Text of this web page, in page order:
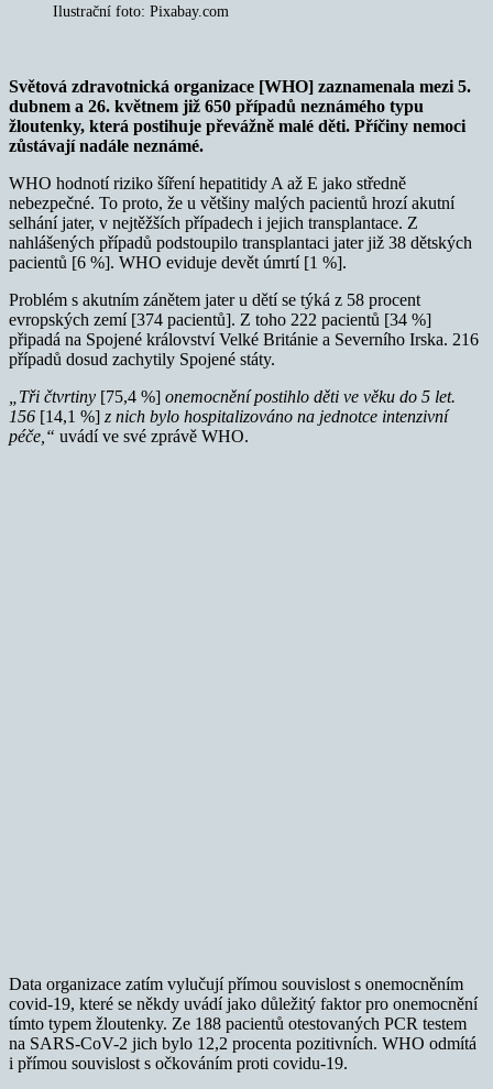
Ilustrační foto: Pixabay.com
Světová zdravotnická organizace [WHO] zaznamenala mezi 5.
dubnem a 26. květnem již 650 případů neznámého typu
žloutenky, která postihuje převážně malé děti. Příčiny nemoci
zůstávají nadále neznámé.
WHO hodnotí riziko šíření hepatitidy A až E jako středně
nebezpečné. To proto, že u většiny malých pacientů hrozí akutní
selhání jater, v nejtěžších případech i jejich transplantace. Z
nahlášených případů podstoupilo transplantaci jater již 38 dětských
pacientů [6 %]. WHO eviduje devět úmrtí [1 %].
Problém s akutním zánětem jater u dětí se týká z 58 procent
evropských zemí [374 pacientů]. Z toho 222 pacientů [34 %]
připadá na Spojené království Velké Británie a Severního Irska. 216
případů dosud zachytily Spojené státy.
Tři čtvrtiny [75,4 %] onemocnění postihlo děti ve věku do 5 let.
156 [14,1 %] z nich bylo hospitalizováno na jednotce intenzivní
péče,“ uvádí ve své zprávě WHO.
Data organizace zatím vylučují přímou souvislost s onemocněním
covid-19, které se někdy uvádí jako důležitý faktor pro onemocnění
tímto typem žloutenky. Ze 188 pacientů otestovaných PCR testem
na SARS-CoV-2 jich bylo 12,2 procenta pozitivních. WHO odmítá
i přímou souvislost s očkováním proti covidu-19.